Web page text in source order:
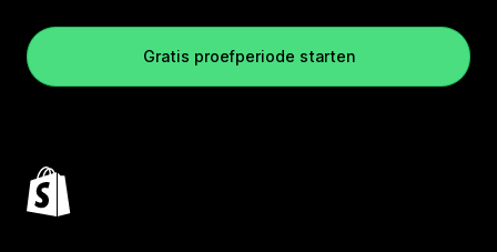
Gratis proefperiode starten